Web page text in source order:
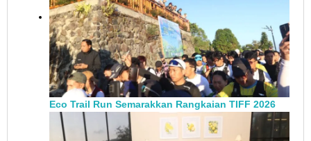
Eco Trail Run Semarakkan Rangkaian TIFF 2026